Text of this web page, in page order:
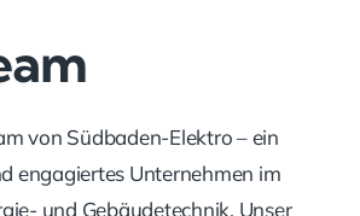
von Südbaden-Elektro – ein
engagiertes Unternehmen im
und Gebäudetechnik. Unser